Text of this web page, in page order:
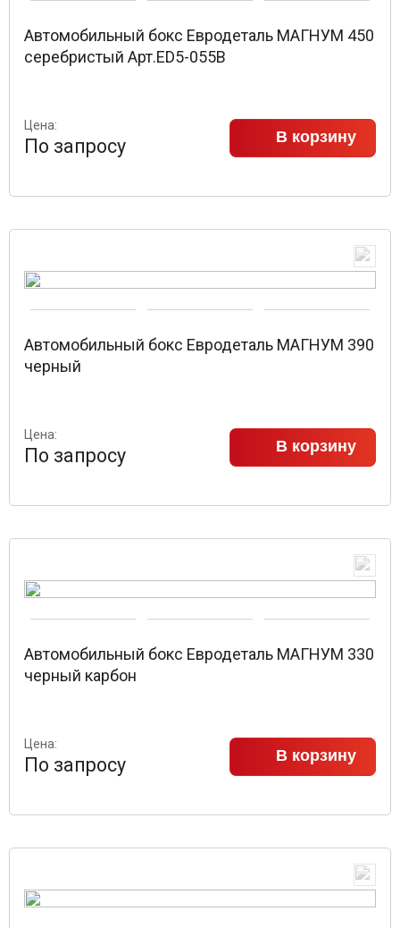
Автомобильный бокс Евродеталь МАГНУМ 450
серебристый Арт.ED5-055B
Цена:
По запросу В корзину
Автомобильный бокс Евродеталь МАГНУМ 390
черный
Цена:
По запросу В корзину
Автомобильный бокс Евродеталь МАГНУМ 330
черный карбон
Цена:
По запросу В корзину